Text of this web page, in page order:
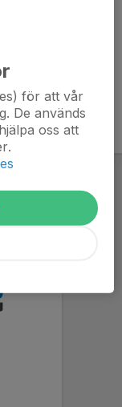
för att vår
De används
oss att